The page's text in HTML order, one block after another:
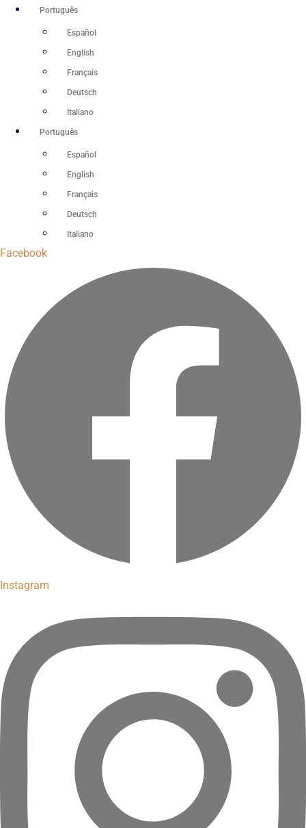
conteúdo
Português
Español
English
Français
Deutsch
Italiano
Português
Español
English
Français
Deutsch
Italiano
Facebook
Instagram